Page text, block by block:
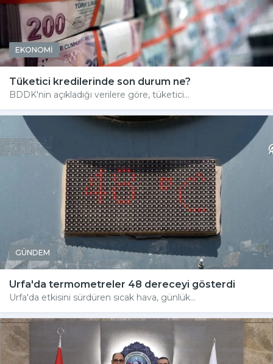
EKONOMİ
Tüketici kredilerinde son durum ne?
BDDK'nin açıkladığı verilere göre, tüketici...
GÜNDEM
Urfa'da termometreler 48 dereceyi gösterdi
Urfa'da etkisini sürdüren sıcak hava, günlük...